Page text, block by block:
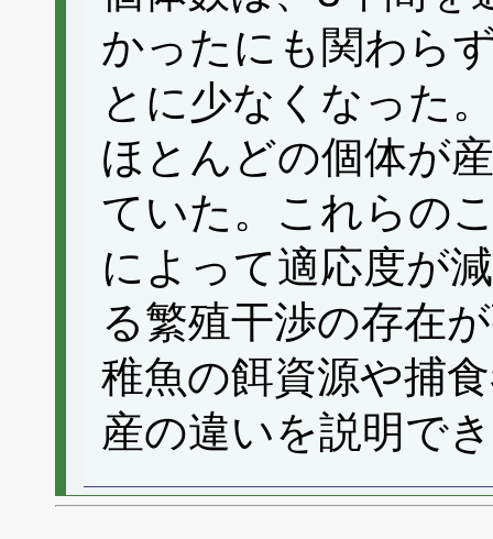
かったにも関わら
とに少なくなった
ほとんどの個体が
ていた。これらの
によって適応度が
る繁殖干渉の存在
稚魚の餌資源や捕
産の違いを説明で